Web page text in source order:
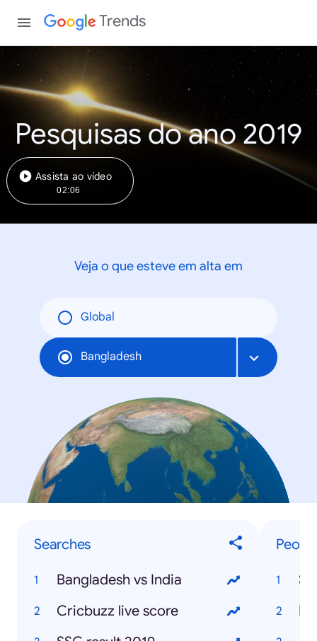
Trends
Pesquisas do ano 2019
Assista ao vídeo
02:06
Veja o que esteve em alta em
Global
Bangladesh
Searches
Bangladesh vs India
Cricbuzz live score